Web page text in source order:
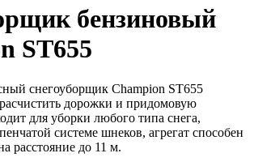
бензиновый
ST655
снегоуборщик Champion ST655
дорожки и придомовую
для уборки любого типа снега,
системе шнеков, агрегат способен
расстояние до 11 м.